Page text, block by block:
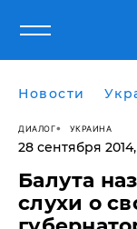
Новости
ДИАЛОГ УКРАИНА
28 сентября 2014,
Балута
слухи о